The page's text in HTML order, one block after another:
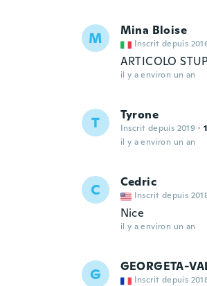
M Mina Bloise
Inscrit depuis
ARTICOLO
il y a environ un an
T Tyrone
Inscrit depuis 2019 ·
il y a environ un an
C Cedric
Inscrit depuis
Nice
il y a environ un an
G GEORGETA-
Inscrit depuis